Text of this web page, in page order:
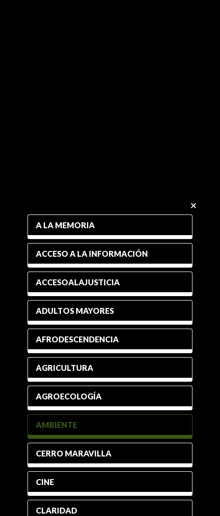
A LA MEMORIA
ACCESO A LA INFORMACIÓN
ACCESOALAJUSTICIA
ADULTOS MAYORES
AFRODESCENDENCIA
AGRICULTURA
AGROECOLOGÍA
AMBIENTE
CERRO MARAVILLA
CINE
CLARIDAD